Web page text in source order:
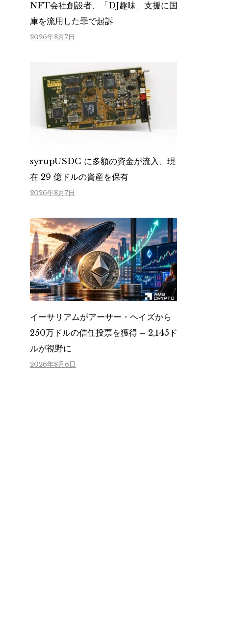
NFT会社創設者、「DJ趣味」支援に国
庫を流用した罪で起訴
2026年8月7日
syrupUSDC に多額の資金が流入、現
在 29 億ドルの資産を保有
2026年8月7日
イーサリアムがアーサー・ヘイズから
250万ドルの信任投票を獲得 – 2,145ド
ルが視野に
2026年8月6日